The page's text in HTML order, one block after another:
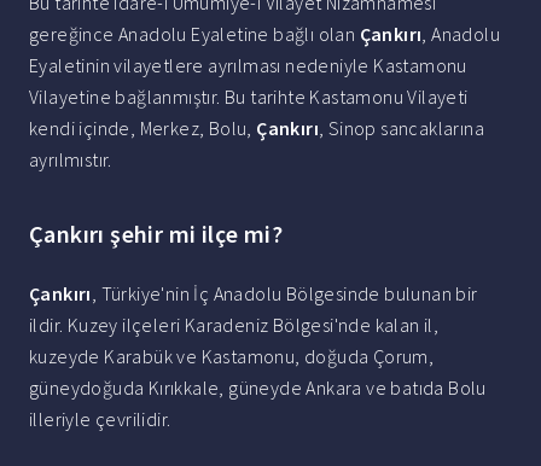
gereğince Anadolu Eyaletine bağlı olan Çankırı, Anadolu
Eyaletinin vilayetlere ayrılması nedeniyle Kastamonu
Vilayetine bağlanmıştır. Bu tarihte Kastamonu Vilayeti
kendi içinde, Merkez, Bolu, Çankırı, Sinop sancaklarına
ayrılmıstır.
Çankırı şehir mi ilçe mi?
Çankırı, Türkiye'nin İç Anadolu Bölgesinde bulunan bir
ildir. Kuzey ilçeleri Karadeniz Bölgesi'nde kalan il,
kuzeyde Karabük ve Kastamonu, doğuda Çorum,
güneydoğuda Kırıkkale, güneyde Ankara ve batıda Bolu
illeriyle çevrilidir.